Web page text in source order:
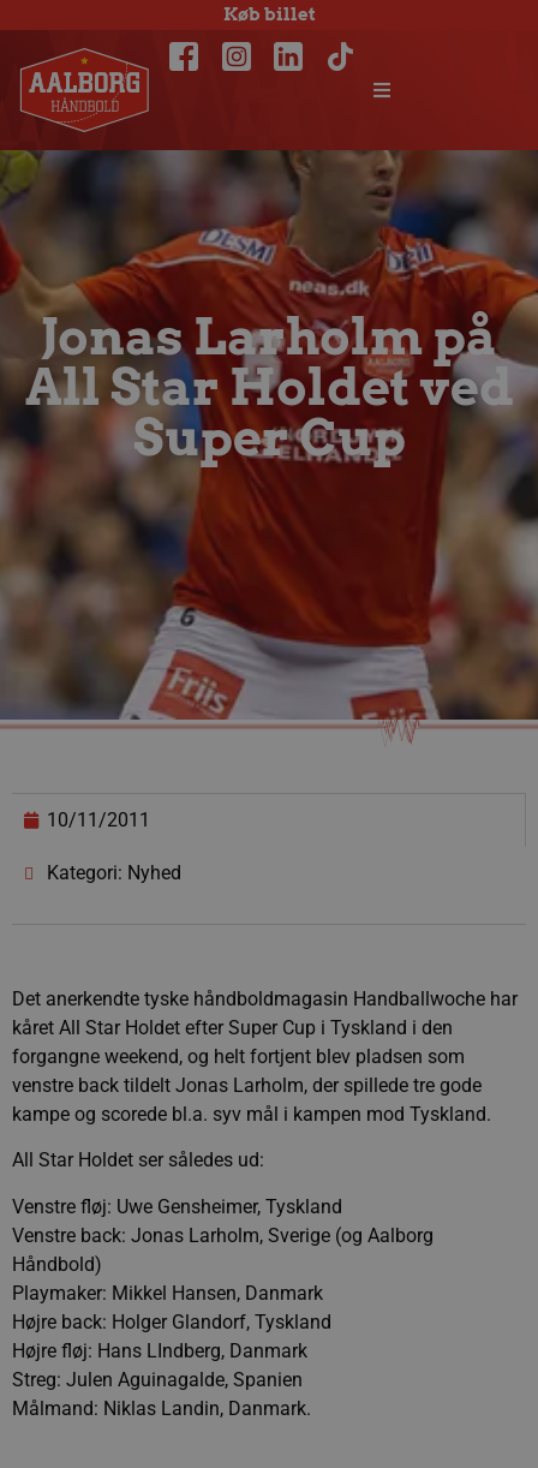
Køb billet
Jonas Larholm på
All Star Holdet ved
Super Cup
10/11/2011
Kategori: Nyhed
Det anerkendte tyske håndboldmagasin Handballwoche har
kåret All Star Holdet efter Super Cup i Tyskland i den
forgangne weekend, og helt fortjent blev pladsen som
venstre back tildelt Jonas Larholm, der spillede tre gode
kampe og scorede bl.a. syv mål i kampen mod Tyskland.
All Star Holdet ser således ud:
Venstre fløj: Uwe Gensheimer, Tyskland
Venstre back: Jonas Larholm, Sverige (og Aalborg
Håndbold)
Playmaker: Mikkel Hansen, Danmark
Højre back: Holger Glandorf, Tyskland
Højre fløj: Hans LIndberg, Danmark
Streg: Julen Aguinagalde, Spanien
Målmand: Niklas Landin, Danmark.